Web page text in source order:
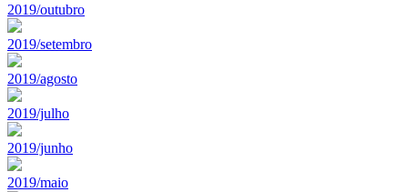
2019/outubro
2019/setembro
2019/agosto
2019/julho
2019/junho
2019/maio